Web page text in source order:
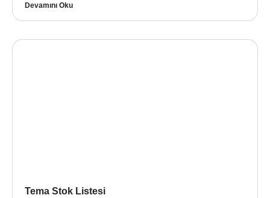
Devamını Oku
Tema Stok Listesi